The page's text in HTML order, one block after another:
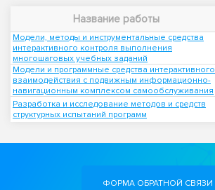
Название работы
Модели, методы и инструментальные средства
интерактивного контроля выполнения
многошаговых учебных заданий
Модели и программные средства интерактивного
взаимодействия с подвижным информационно-
навигационным комплексом самообслуживания
Разработка и исследование методов и средств
структурных испытаний программ
ФОРМА ОБРАТНОЙ СВЯЗИ